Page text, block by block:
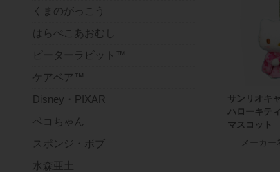
サンリオキ
ハローキ
マスコット
メーカー
くまのがっこう
はらぺこあおむし
ピーターラビット™
ケアベア™
Disney・PIXAR
ペコちゃん
スポンジ・ボブ
水森亜土